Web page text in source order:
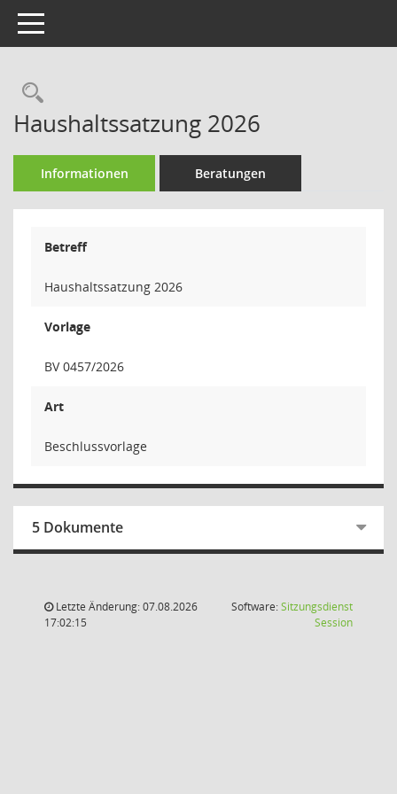
Toggle navigation
Rechercheauswahl
Haushaltssatzung 2026
Informationen Beratungen
Betreff
Haushaltssatzung 2026
Vorlage
BV 0457/2026
Art
Beschlussvorlage
5 Dokumente
Letzte Änderung: 07.08.2026
17:02:15
Software:Sitzungsdienst
Session(Wird in